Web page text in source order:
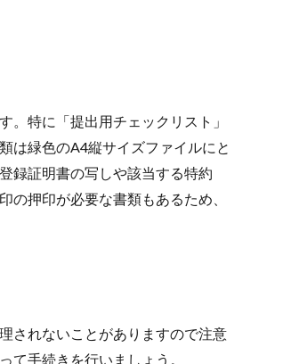
特に「提出用チェックリスト」
は緑色のA4縦サイズファイルにと
録証明書の写しや該当する特約
の押印が必要な書類もあるため、
されないことがありますので注意
て手続きを行いましょう。